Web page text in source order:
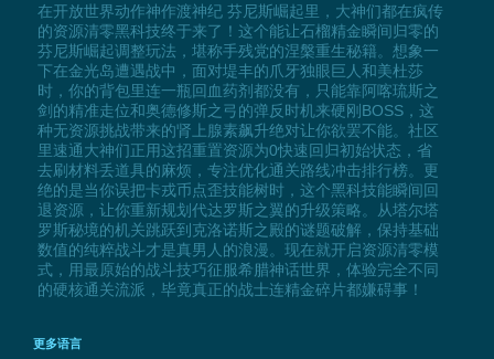
在开放世界动作神作渡神纪 芬尼斯崛起里，大神们都在疯传
的资源清零黑科技终于来了！这个能让石榴精金瞬间归零的
芬尼斯崛起调整玩法，堪称手残党的涅槃重生秘籍。想象一
下在金光岛遭遇战中，面对堤丰的爪牙独眼巨人和美杜莎
时，你的背包里连一瓶回血药剂都没有，只能靠阿喀琉斯之
剑的精准走位和奥德修斯之弓的弹反时机来硬刚BOSS，这
种无资源挑战带来的肾上腺素飙升绝对让你欲罢不能。社区
里速通大神们正用这招重置资源为0快速回归初始状态，省
去刷材料丢道具的麻烦，专注优化通关路线冲击排行榜。更
绝的是当你误把卡戎币点歪技能树时，这个黑科技能瞬间回
退资源，让你重新规划代达罗斯之翼的升级策略。从塔尔塔
罗斯秘境的机关跳跃到克洛诺斯之殿的谜题破解，保持基础
数值的纯粹战斗才是真男人的浪漫。现在就开启资源清零模
式，用最原始的战斗技巧征服希腊神话世界，体验完全不同
的硬核通关流派，毕竟真正的战士连精金碎片都嫌碍事！
更多语言